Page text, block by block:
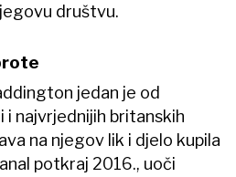
društvu.
jedan je od
i najvrjednijih britanskih
na njegov lik i djelo kupila
potkraj 2016., uoči